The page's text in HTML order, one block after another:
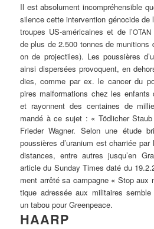
Il est abso­lu­ment incom­pré­hen­si­ble
silence cet­teinter­vention géno­ci­de de
trou­pes US-amé­ri­cai­nes et de l’OTAN
de plus de 2.500 ton­nes de muni­ti­ons
on de pro­jec­ti­les). Les pous­siè­res
ain­si disper­sées pro­vo­quent, en
dies, com­me par ex. le can­cer du
pires mal­for­ma­ti­ons chez les enfants
et ray­on­nent des cen­tai­nes de
mandé à ce sujet : « Töd­li­cherStaub
Frie­derWag­ner. Selon une étu­de
pous­siè­res d’uranium est char­riée
distances, ent­re aut­res jusqu’en
artic­le du Sun­day Times daté du
ment arrêté sa cam­pa­gne « Stop
tique adres­sée aux mili­taires
un tabou pour Greenpeace.
HAARP